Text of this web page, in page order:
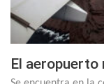
El aeropuerto